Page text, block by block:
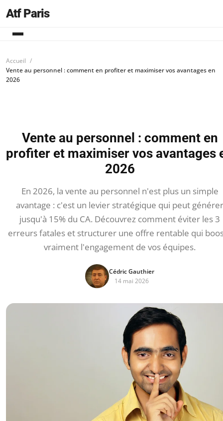
Atf Paris
Accueil
Vente au personnel : comment en profiter et maximiser vos avantages en
2026
Vente au personnel : comment en
profiter et maximiser vos avantages
2026
En 2026, la vente au personnel n'est plus un simple
avantage : c'est un levier stratégique qui peut générer
jusqu'à 15% du CA. Découvrez comment éviter les 3
erreurs fatales et structurer une offre rentable qui
vraiment l'engagement de vos équipes.
Cédric Gauthier
14 mai 2026